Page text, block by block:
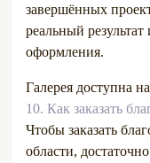
завершённых
реальный
оформления.
Галерея доступна
10. Как заказать
Чтобы заказать
области,